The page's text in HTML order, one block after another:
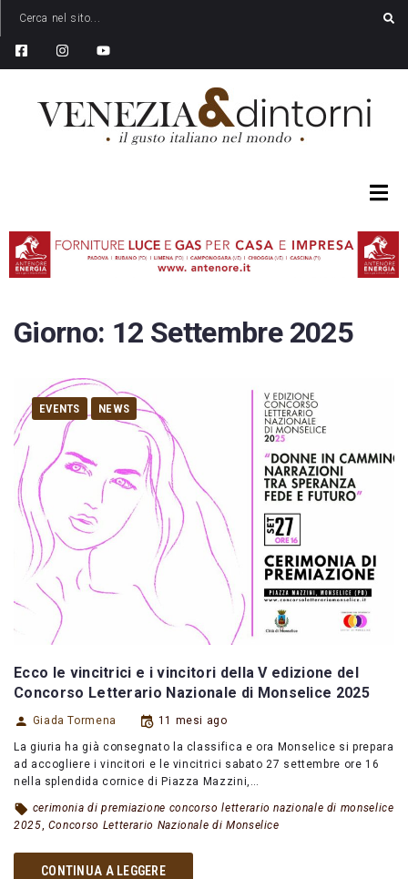
Giorno: 12 Settembre 2025
EVENTS NEWS
Ecco le vincitrici e i vincitori della V edizione del
Concorso Letterario Nazionale di Monselice 2025
Giada Tormena 11 mesi ago
La giuria ha già consegnato la classifica e ora Monselice si prepara
ad accogliere i vincitori e le vincitrici sabato 27 settembre ore 16
nella splendida cornice di Piazza Mazzini,…
cerimonia di premiazione concorso letterario nazionale di monselice
2025, Concorso Letterario Nazionale di Monselice
CONTINUA A LEGGERE